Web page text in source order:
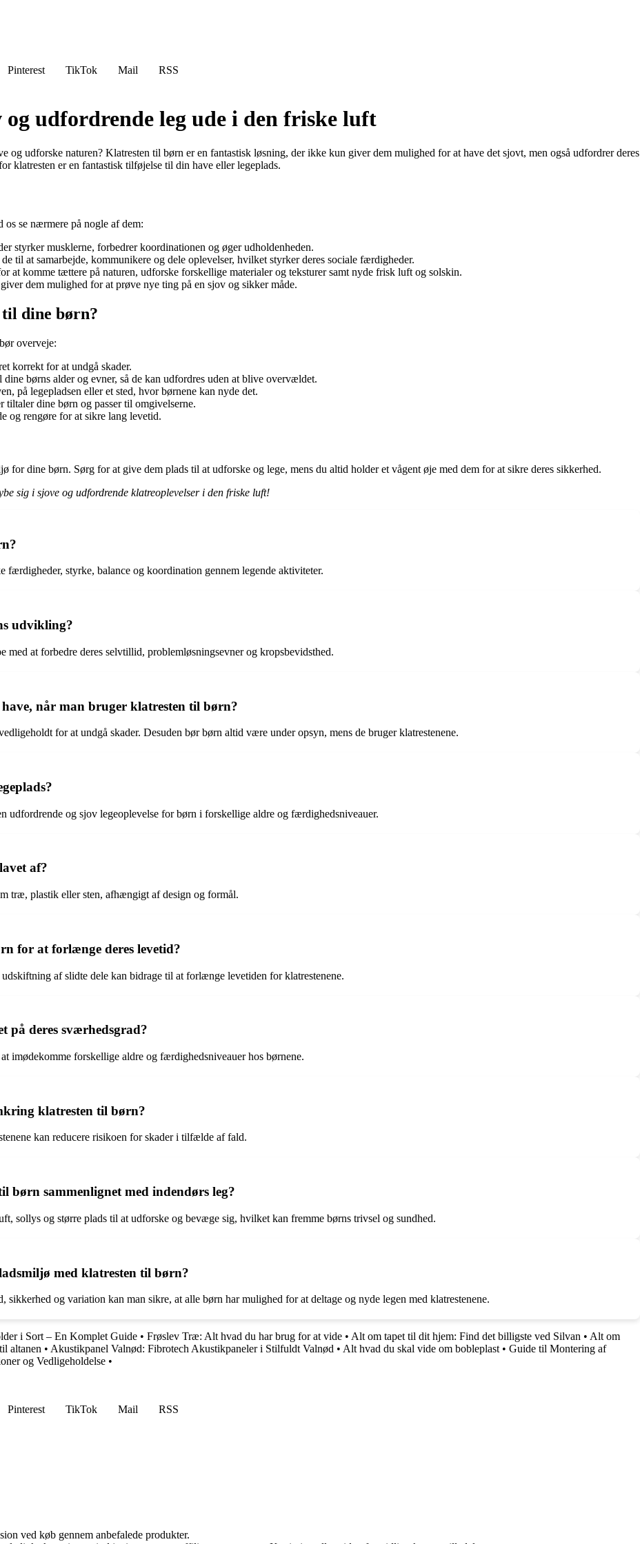
Pinterest TikTok Mail
RSS
udfordrende leg ude i den friske luft
og udforske naturen? Klatresten til børn er en fantastisk løsning, der ikke kun giver dem mulighed for at have det sjovt, men også udfordrer deres
klatresten er en fantastisk tilføjelse til din have eller legeplads.
se nærmere på nogle af dem:
styrker musklerne, forbedrer koordinationen og øger udholdenheden.
til at samarbejde, kommunikere og dele oplevelser, hvilket styrker deres sociale færdigheder.
at komme tættere på naturen, udforske forskellige materialer og teksturer samt nyde frisk luft og solskin.
dem mulighed for at prøve nye ting på en sjov og sikker måde.
dine børn?
overveje:
korrekt for at undgå skader.
børns alder og evner, så de kan udfordres uden at blive overvældet.
på legepladsen eller et sted, hvor børnene kan nyde det.
dine børn og passer til omgivelserne.
og rengøre for at sikre lang levetid.
for dine børn. Sørg for at give dem plads til at udforske og lege, mens du altid holder et vågent øje med dem for at sikre deres sikkerhed.
sig i sjove og udfordrende klatreoplevelser i den friske luft!
styrke, balance og koordination gennem legende aktiviteter.
udvikling?
at forbedre deres selvtillid, problemløsningsevner og kropsbevidsthed.
når man bruger klatresten til børn?
for at undgå skader. Desuden bør børn altid være under opsyn, mens de bruger klatrestenene.
udfordrende og sjov legeoplevelse for børn i forskellige aldre og færdighedsniveauer.
af?
træ, plastik eller sten, afhængigt af design og formål.
for at forlænge deres levetid?
af slidte dele kan bidrage til at forlænge levetiden for klatrestenene.
på deres sværhedsgrad?
imødekomme forskellige aldre og færdighedsniveauer hos børnene.
klatresten til børn?
kan reducere risikoen for skader i tilfælde af fald.
børn sammenlignet med indendørs leg?
sollys og større plads til at udforske og bevæge sig, hvilket kan fremme børns trivsel og sundhed.
med klatresten til børn?
og variation kan man sikre, at alle børn har mulighed for at deltage og nyde legen med klatrestenene.
i Sort – En Komplet Guide • Frøslev Træ: Alt hvad du har brug for at vide • Alt om tapet til dit hjem: Find det billigste ved Silvan • Alt om
altanen • Akustikpanel Valnød: Fibrotech Akustikpaneler i Stilfuldt Valnød • Alt hvad du skal vide om bobleplast • Guide til Montering af
og Vedligeholdelse •
Pinterest TikTok Mail
RSS
ved køb gennem anbefalede produkter.